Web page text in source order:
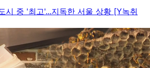
시 중 '최고'...지독한 서울 상황 [Y녹취